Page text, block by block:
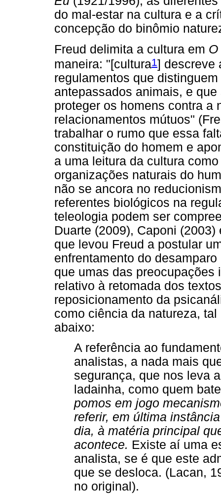
do mal-estar na cultura e a
concepção do binômio
Freud delimita a cultura em
maneira: "[cultura1] descreve
regulamentos que
antepassados animais, e
proteger os homens contra a
relacionamentos mútuos"
trabalhar o rumo que essa
constituição do homem e
a uma leitura da cultura
organizações naturais do
não se ancora no
referentes biológicos na
teleologia podem ser
Duarte (2009), Caponi
que levou Freud a postular
enfrentamento do
que umas das
relativo à retomada dos
reposicionamento da
como ciência da natureza,
abaixo:
A referência ao
analistas, a nada mais
segurança, que nos leva
ladainha, como quem
pomos em jogo
referir, em última
dia, à matéria principal
acontece. Existe aí uma
analista, se é que este
que se desloca. (Lacan,
no original).